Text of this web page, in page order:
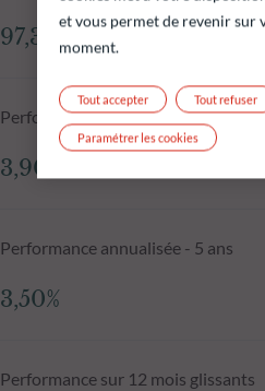
97,32 €
Performance annualisée - 10 ans
3,90%
Performance annualisée - 5 ans
3,50%
Performance sur 12 mois glissants
et vous permet de revenir sur
moment.
Tout refuser
Tout accepter
Paramétrer les cookies